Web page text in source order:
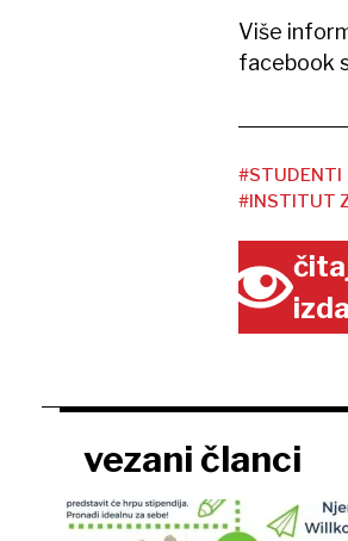
Više
facebook
#STUDENTI
#INSTITUT
vezani članci